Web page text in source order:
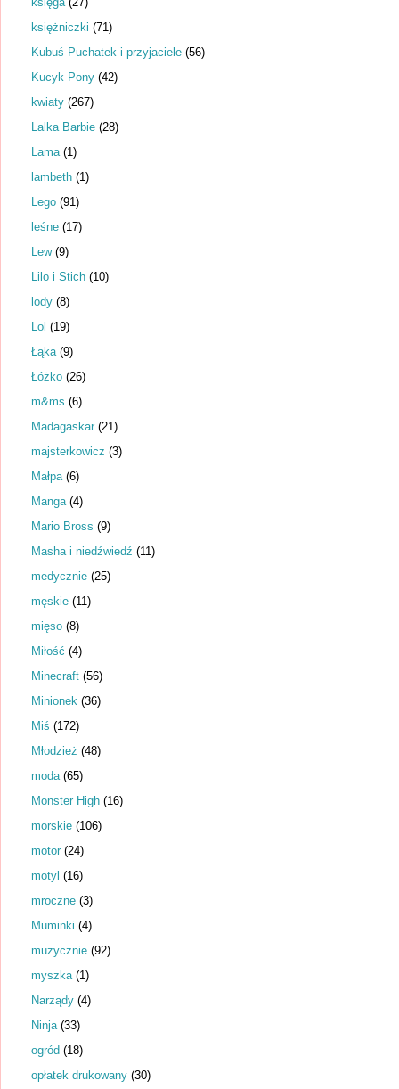
księżniczki (71)
Kubuś Puchatek i przyjaciele (56)
Kucyk Pony (42)
kwiaty (267)
Lalka Barbie (28)
Lama (1)
lambeth (1)
Lego (91)
leśne (17)
Lew (9)
Lilo i Stich (10)
lody (8)
Lol (19)
Łąka (9)
Łóżko (26)
m&ms (6)
Madagaskar (21)
majsterkowicz (3)
Małpa (6)
Manga (4)
Mario Bross (9)
Masha i niedźwiedź (11)
medycznie (25)
męskie (11)
mięso (8)
Miłość (4)
Minecraft (56)
Minionek (36)
Miś (172)
Młodzież (48)
moda (65)
Monster High (16)
morskie (106)
motor (24)
motyl (16)
mroczne (3)
Muminki (4)
muzycznie (92)
myszka (1)
Narządy (4)
Ninja (33)
ogród (18)
opłatek drukowany (30)